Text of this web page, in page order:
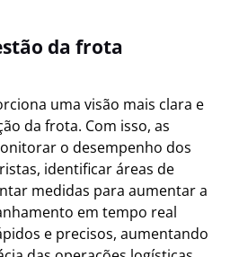
da frota
uma visão mais clara e
da frota. Com isso, as
o desempenho dos
identificar áreas de
medidas para aumentar a
em tempo real
e precisos, aumentando